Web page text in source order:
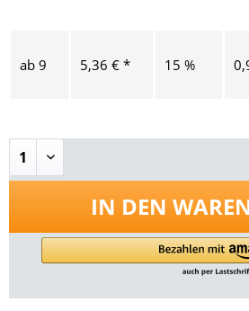
ab 9 5,36 € * 15 %
IN DEN